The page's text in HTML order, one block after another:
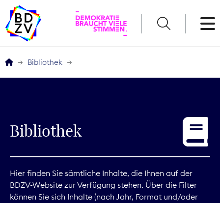
Service
Digitales
Bibliothek
Bibliothek
Hier finden Sie sämtliche Inhalte, die Ihnen auf der
BDZV-Website zur Verfügung stehen. Über die Filter
können Sie sich Inhalte (nach Jahr, Format und/oder